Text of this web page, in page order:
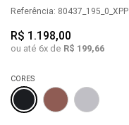
Referência: 80437_195_0_XPP
R$ 1 .198,00
ou até 6x de R$ 199,66
CORES